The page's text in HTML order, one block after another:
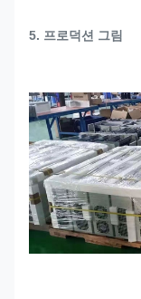
5. 프로덕션 그림